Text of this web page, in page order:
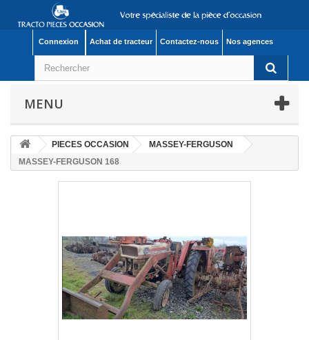
Connexion Achat de tracteur Contactez-nous Nos agences
MENU
PIECES OCCASION
MASSEY-FERGUSON
MASSEY-FERGUSON 168